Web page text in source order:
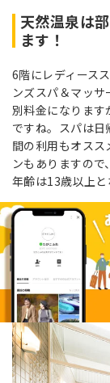
天然温泉は
ます！
6階にレディース
ンズスパ＆マッサ
別料金になります
ですね。スパは
間の利用もオス
ンもありますの
年齢は13歳以上と